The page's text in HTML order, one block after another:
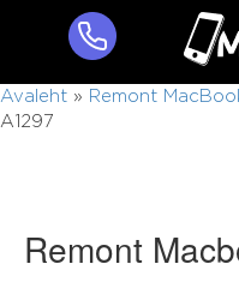
Avaleht » Remont
A1297
Remont